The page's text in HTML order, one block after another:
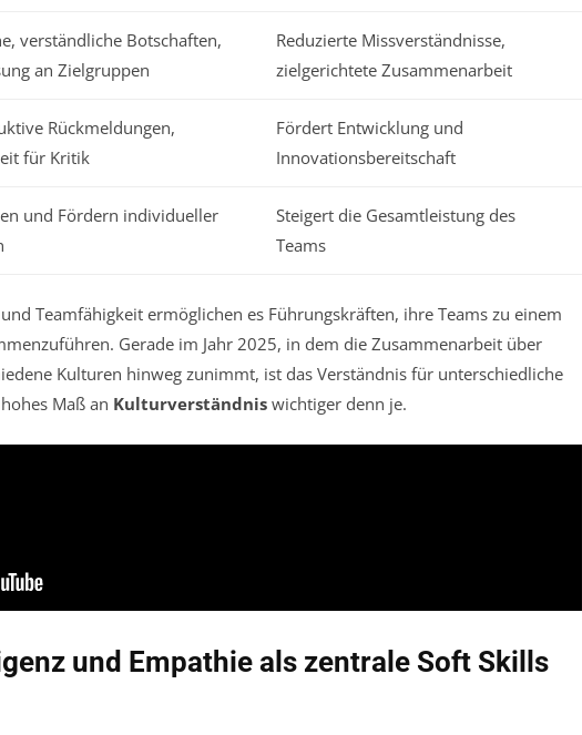
verständliche Botschaften,
an Zielgruppen
Reduzierte Missverständnisse,
zielgerichtete Zusammenarbeit
Rückmeldungen,
für Kritik
Fördert Entwicklung und
Innovationsbereitschaft
und Fördern individueller
Steigert die Gesamtleistung des
Teams
Teamfähigkeit ermöglichen es Führungskräften, ihre Teams zu einem
Gerade im Jahr 2025, in dem die Zusammenarbeit über
Kulturen hinweg zunimmt, ist das Verständnis für unterschiedliche
Maß an Kulturverständnis wichtiger denn je.
und Empathie als zentrale Soft Skills